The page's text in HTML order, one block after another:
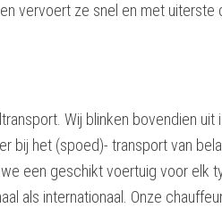
vervoert ze snel en met uiterste
Wij blinken bovendien
bij het (spoed)- transport van
een geschikt voertuig voor elk
als internationaal. Onze